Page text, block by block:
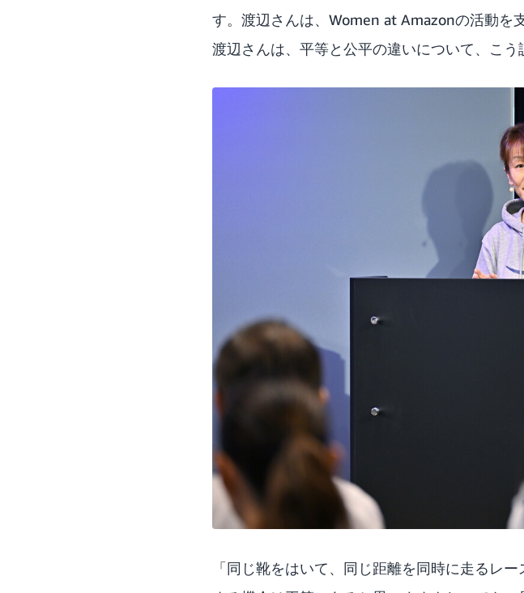
す。渡辺さんは、Women at Amazonの活動を
渡辺さんは、平等と公平の違いについて、こう
「同じ靴をはいて、同じ距離を同時に走るレ